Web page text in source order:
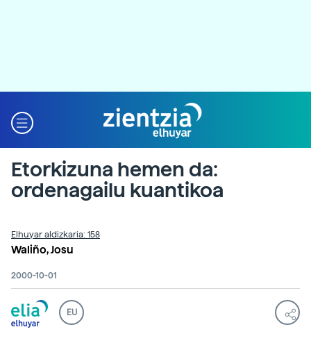
Etorkizuna hemen da:
ordenagailu kuantikoa
Elhuyar aldizkaria: 158
Waliño, Josu
2000-10-01
EU